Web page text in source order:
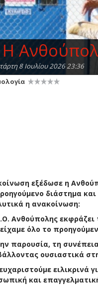
Η
8 Ιουλίου 2026 23:36
εξέδωσε η
διάστημα
η ανακοίνωση:
Ανθούπολης εκφράζει
όλο το
παρουσία, τη
ουσιαστικά
ειλικρινά
και